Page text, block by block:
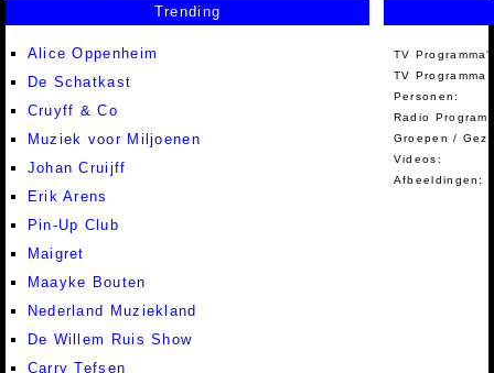
Trending
Alice Oppenheim
De Schatkast
Cruyff & Co
Muziek voor Miljoenen
Johan Cruijff
Erik Arens
Pin-Up Club
Maigret
Maayke Bouten
Nederland Muziekland
De Willem Ruis Show
Carry Tefsen
TV
TV Programma
Personen:
Radio
Groepen /
Videos:
Afbeeldingen: